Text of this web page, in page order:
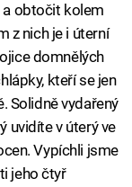
a obtočit kolem
z nich je i úterní
domnělých
kteří se jen
Solidně vydařený
uvidíte v úterý ve
Vypíchli jsme
jeho čtyř